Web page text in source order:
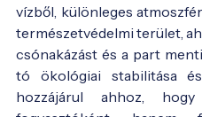
vízből, különleges
természetvédelmi terület,
csónakázást és a part
tó ökológiai stabilitása
hozzájárul ahhoz,